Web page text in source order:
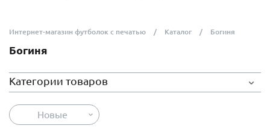
Интернет-магазин футболок с печатью Каталог Богиня
Богиня
Категории товаров
Новые